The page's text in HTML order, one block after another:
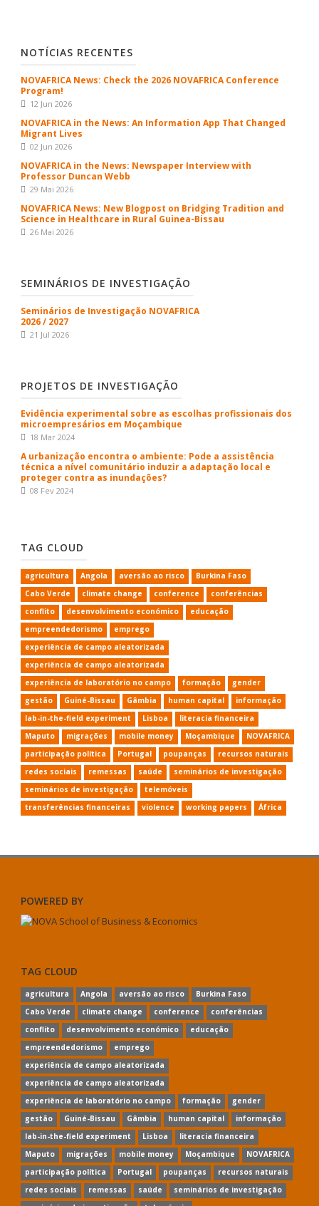
NOTÍCIAS RECENTES
NOVAFRICA News: Check the 2026 NOVAFRICA Conference
Program!
12 Jun 2026
NOVAFRICA in the News: An Information App That Changed
Migrant Lives
02 Jun 2026
NOVAFRICA in the News: Newspaper Interview with
Professor Duncan Webb
29 Mai 2026
NOVAFRICA News: New Blogpost on Bridging Tradition and
Science in Healthcare in Rural Guinea-Bissau
26 Mai 2026
SEMINÁRIOS DE INVESTIGAÇÃO
Seminários de Investigação NOVAFRICA
2026 / 2027
21 Jul 2026
PROJETOS DE INVESTIGAÇÃO
Evidência experimental sobre as escolhas profissionais dos
microempresários em Moçambique
18 Mar 2024
A urbanização encontra o ambiente: Pode a assistência
técnica a nível comunitário induzir a adaptação local e
proteger contra as inundações?
08 Fev 2024
TAG CLOUD
agricultura Angola aversão ao risco
Burkina Faso
Cabo Verde
climate change conference
conferências
conflito
desenvolvimento económico
educação
empreendedorismo
emprego
experiência de campo aleatorizada
experiência de campo aleatorizada
experiência de laboratório no campo
formação
gender
gestão
Guiné-Bissau Gâmbia human capital
informação
lab-in-the-field experiment
Lisboa
literacia financeira
Maputo
migrações mobile money Moçambique
NOVAFRICA
participação política
Portugal poupanças
recursos naturais
redes sociais
remessas saúde
seminários de investigação
seminários de investigação
telemóveis
transferências financeiras
violence working papers África
POWERED BY
TAG CLOUD
agricultura Angola aversão ao risco
Burkina Faso
Cabo Verde
climate change conference
conferências
conflito
desenvolvimento económico
educação
empreendedorismo
emprego
experiência de campo aleatorizada
experiência de campo aleatorizada
experiência de laboratório no campo
formação
gender
gestão
Guiné-Bissau Gâmbia human capital
informação
lab-in-the-field experiment
Lisboa
literacia financeira
Maputo
migrações mobile money Moçambique
NOVAFRICA
participação política
Portugal poupanças
recursos naturais
redes sociais
remessas saúde
seminários de investigação